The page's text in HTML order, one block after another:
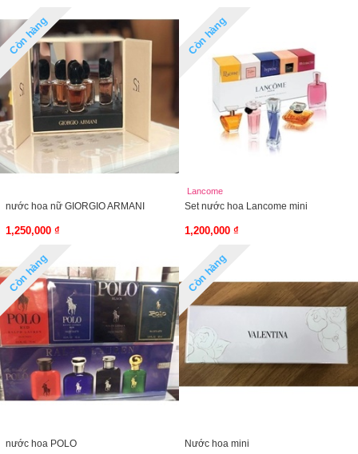
Còn hàng
nước hoa nữ GIORGIO ARMANI
1,250,000 ₫
Còn hàng
Lancome
Set nước hoa Lancome mini
1,200,000 ₫
Còn hàng
nước hoa POLO
Còn hàng
Nước hoa mini